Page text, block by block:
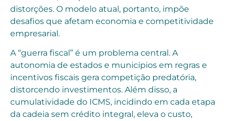
distorções. O modelo atual, portanto, impõe
desafios que afetam economia e competitividade
empresarial.
A “guerra fiscal” é um problema central. A
autonomia de estados e municípios em regras e
incentivos fiscais gera competição predatória,
distorcendo investimentos. Além disso, a
cumulatividade do ICMS, incidindo em cada etapa
da cadeia sem crédito integral, eleva o custo,